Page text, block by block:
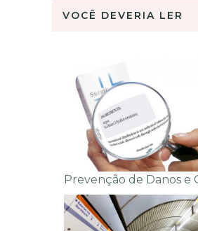
VOCÊ DEVERIA LER
Prevenção de Danos e